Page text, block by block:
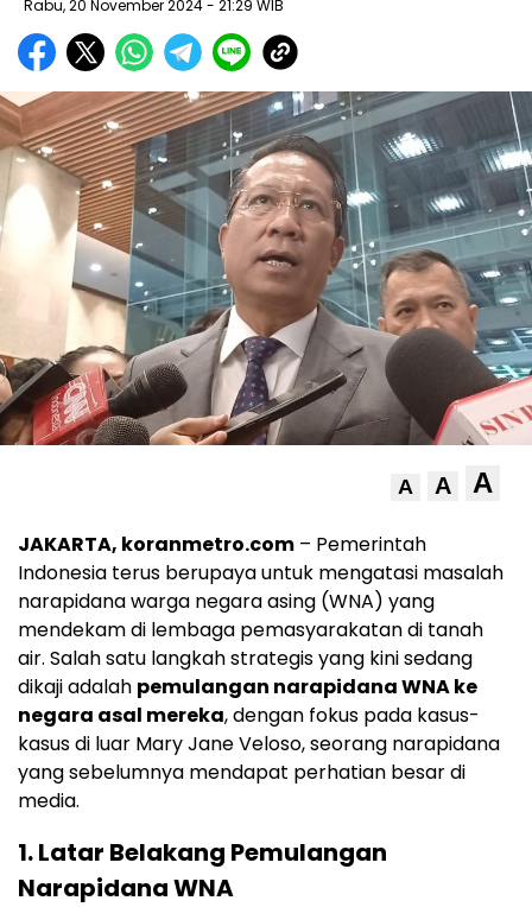
Rabu, 20 November 2024- 21:29 WIB
A A A
JAKARTA, koranmetro.com – Pemerintah
Indonesia terus berupaya untuk mengatasi masalah
narapidana warga negara asing (WNA) yang
mendekam di lembaga pemasyarakatan di tanah
air. Salah satu langkah strategis yang kini sedang
dikaji adalah pemulangan narapidana WNA ke
negara asal mereka, dengan fokus pada kasus-
kasus di luar Mary Jane Veloso, seorang narapidana
yang sebelumnya mendapat perhatian besar di
media.
1.Latar Belakang Pemulangan
Narapidana WNA